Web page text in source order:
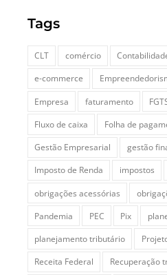
Tags
CLT comércio
e-commerce
Empresa
faturamento
Fluxo de caixa
Folha de
Gestão Empresarial
gestão
Imposto de Renda
impostos
obrigações acessórias
Pandemia
PEC Pix
planejamento tributário
Receita Federal
Recuperação